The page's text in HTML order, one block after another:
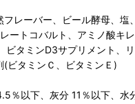
レーバー、ビール酵母、
ートコバルト、アミノ酸
タミンD3サプリメント
ビタミンＣ、ビタミンＥ)
％以下、灰分 11％以下、